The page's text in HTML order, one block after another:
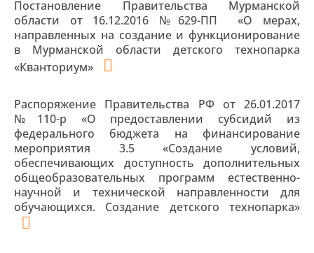
Постановление Правительства Мурманской
области от 16.12.2016 №629-ПП «О мерах,
направленных на создание и функционирование
в Мурманской области детского технопарка
«Кванториум»
Распоряжение Правительства РФ от 26.01.2017
№110-р «О предоставлении субсидий из
федерального бюджета на финансирование
мероприятия 3.5 «Создание условий,
обеспечивающих доступность дополнительных
общеобразовательных программ естественно-
научной и технической направленности для
обучающихся. Создание детского технопарка»